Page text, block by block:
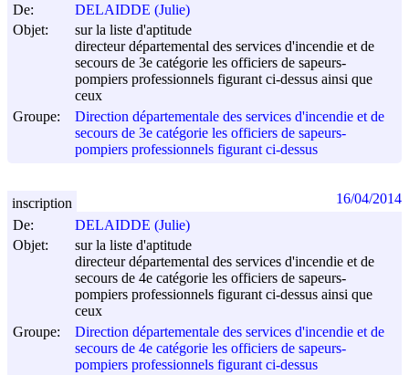
De:
DELAIDDE (Julie)
Objet:
sur la liste d'aptitude
directeur départemental des services d'incendie et de
secours de 3e catégorie les officiers de sapeurs-
pompiers professionnels figurant ci-dessus ainsi que
ceux
Groupe:
Direction départementale des services d'incendie et de
secours de 3e catégorie les officiers de sapeurs-
pompiers professionnels figurant ci-dessus
De:
DELAIDDE (Julie)
Objet:
sur la liste d'aptitude
directeur départemental des services d'incendie et de
secours de 4e catégorie les officiers de sapeurs-
pompiers professionnels figurant ci-dessus ainsi que
ceux
Groupe:
Direction départementale des services d'incendie et de
secours de 4e catégorie les officiers de sapeurs-
pompiers professionnels figurant ci-dessus
inscription 16/04/2014